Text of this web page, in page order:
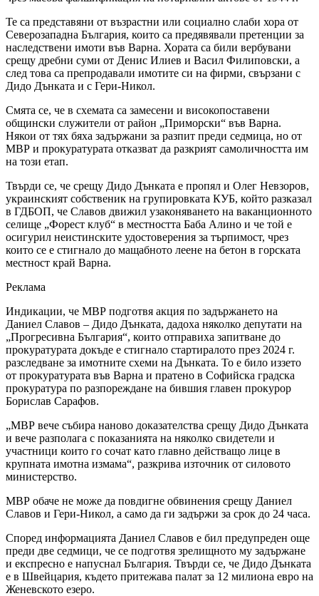
Те са представяни от възрастни или социално слаби хора от
Северозападна България, които са предявявали претенции за
наследствени имоти във Варна. Хората са били вербувани
срещу дребни суми от Денис Илиев и Васил Филиповски, а
след това са препродавали имотите си на фирми, свързани с
Дидо Дънката и с Гери-Никол.
Смята се, че в схемата са замесени и високопоставени
общински служители от район „Приморски“ във Варна.
Някои от тях бяха задържани за разпит преди седмица, но от
МВР и прокуратурата отказват да разкрият самоличността им
на този етап.
Твърди се, че срещу Дидо Дънката е пропял и Олег Невзоров,
украинският собственик на групировката КУБ, който разказал
в ГДБОП, че Славов движил узаконяването на ваканционното
селище „Форест клуб“ в местността Баба Алино и че той е
осигурил неистинските удостоверения за търпимост, чрез
които се е стигнало до мащабното леене на бетон в горската
местност край Варна.
Реклама
Индикации, че МВР подготвя акция по задържането на
Даниел Славов – Дидо Дънката, дадоха няколко депутати на
„Прогресивна България“, които отправиха запитване до
прокуратурата докъде е стигнало стартиралото през 2024 г.
разследване за имотните схеми на Дънката. То е било иззето
от прокуратурата във Варна и пратено в Софийска градска
прокуратура по разпореждане на бившия главен прокурор
Борислав Сарафов.
„МВР вече събира наново доказателства срещу Дидо Дънката
и вече разполага с показанията на няколко свидетели и
участници които го сочат като главно действащо лице в
крупната имотна измама“, разкрива източник от силовото
министерство.
МВР обаче не може да повдигне обвинения срещу Даниел
Славов и Гери-Никол, а само да ги задържи за срок до 24 часа.
Според информацията Даниел Славов е бил предупреден още
преди две седмици, че се подготвя зрелищното му задържане
и експресно е напуснал България. Твърди се, че Дидо Дънката
е в Швейцария, където притежава палат за 12 милиона евро на
Женевското езеро.